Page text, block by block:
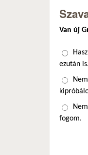
Van új
ezután is.
fogom.